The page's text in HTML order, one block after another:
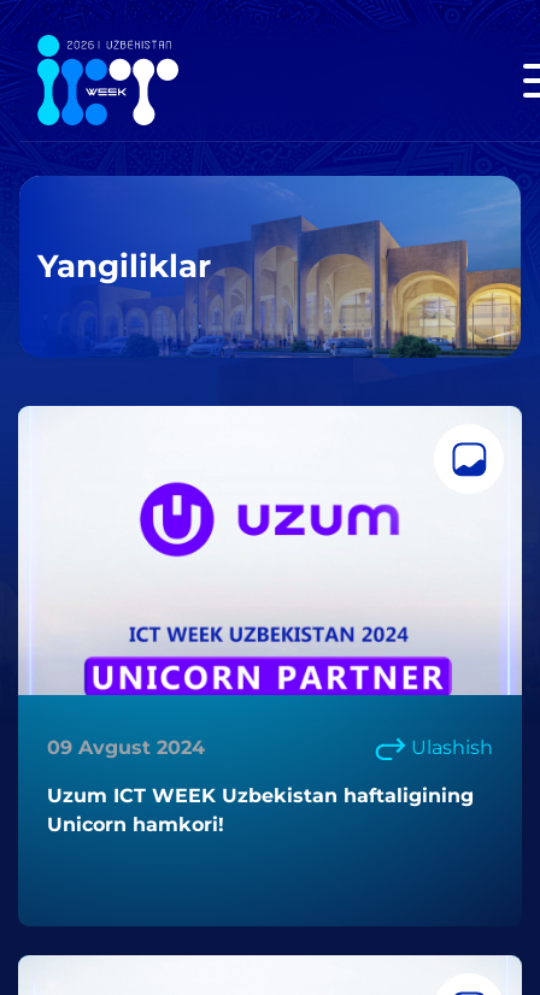
Yangiliklar
09 Avgust 2024 Ulashish
Uzum ICT WEEK Uzbekistan haftaligining
Unicorn hamkori!